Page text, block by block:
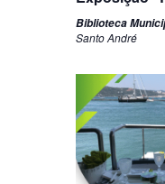
Biblioteca
Santo André